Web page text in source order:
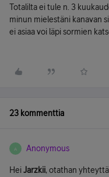
Totalilta ei tule n. 3
minun mielestäni kanavan
ei asiaa voi läpi sormien
23 kommenttia
A Anonymous
HeiJarzkii, otathan yhteyttä